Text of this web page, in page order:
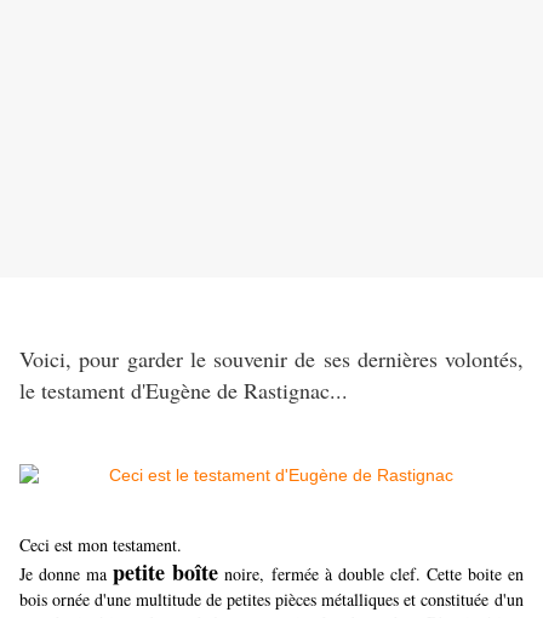
Voici, pour garder le souvenir de ses dernières volontés,
le testament d'Eugène de Rastignac...
Ceci est mon testament.
Je donne mapetite boîte noire, fermée à double clef. Cette boite en
bois ornée d'une multitude de petites pièces métalliques et constituée d'un